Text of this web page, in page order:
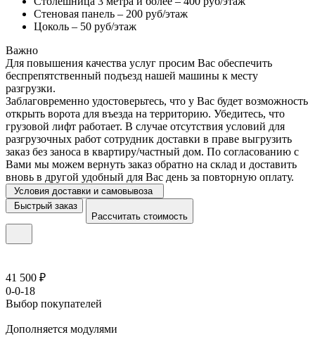
Стеновая панель – 200 руб/этаж
Цоколь – 50 руб/этаж
Важно
Для повышения качества услуг просим Вас обеспечить
беспрепятственный подъезд нашей машины к месту
разгрузки.
Заблаговременно удостоверьтесь, что у Вас будет возможность
открыть ворота для въезда на территорию. Убедитесь, что
грузовой лифт работает. В случае отсутствия условий для
разгрузочных работ сотрудник доставки в праве выгрузить
заказ без заноса в квартиру/частный дом. По согласованию с
Вами мы можем вернуть заказ обратно на склад и доставить
вновь в другой удобный для Вас день за повторную оплату.
Условия доставки и самовывоза
Быстрый заказ
Рассчитать стоимость
41 500 ₽
0-0-18
Выбор покупателей
Дополняется модулями